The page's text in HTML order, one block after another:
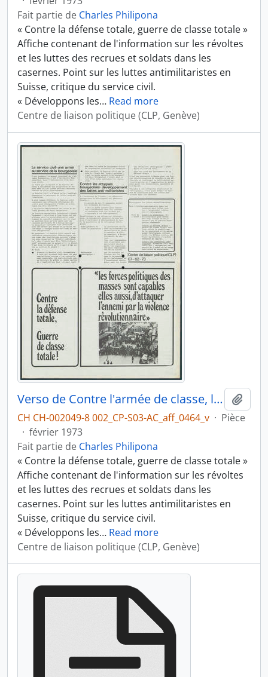
Fait partie de Charles Philipona
« Contre la défense totale, guerre de classe totale »
Affiche contenant de l'information sur les révoltes
et les luttes des recrues et soldats dans les
casernes. Point sur les luttes antimilitaristes en
Suisse, critique du service civil.
« Développons les… Read more
Centre de liaison politique (CLP, Genève)
Verso de Contre l'armée de classe, la lutte continue
CH CH-002049-8 002_CP-S03-AC_aff_0464_v · Pièce
· février 1973
Fait partie de Charles Philipona
« Contre la défense totale, guerre de classe totale »
Affiche contenant de l'information sur les révoltes
et les luttes des recrues et soldats dans les
casernes. Point sur les luttes antimilitaristes en
Suisse, critique du service civil.
« Développons les… Read more
Centre de liaison politique (CLP, Genève)